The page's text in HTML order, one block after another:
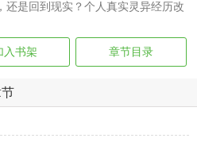
还是回到现实？个人真实灵异经历改
入书架 章节目录